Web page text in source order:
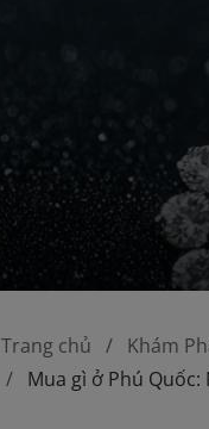
Trang chủ Khám
Mua gì ở Phú